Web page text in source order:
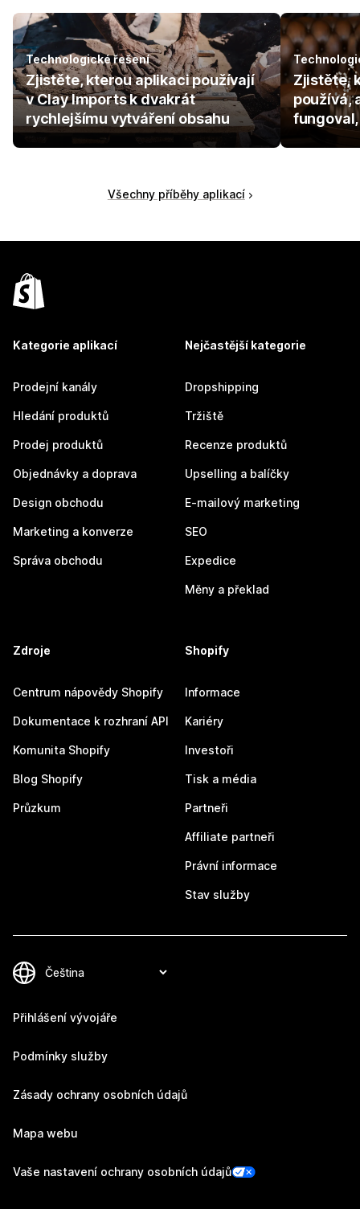
Technologické řešení
Zjistěte, kterou aplikaci používají
v Clay Imports k dvakrát
rychlejšímu vytváření obsahu
Zjistěte,
používá,
Všechny příběhy aplikací
Kategorie aplikací
Prodejní kanály
Hledání produktů
Prodej produktů
Objednávky a doprava
Design obchodu
Marketing a konverze
Správa obchodu
Nejčastější kategorie
Dropshipping
Tržiště
Recenze produktů
Upselling a balíčky
E-mailový marketing
SEO
Expedice
Měny a překlad
Zdroje
Centrum nápovědy Shopify
Dokumentace k rozhraní API
Komunita Shopify
Blog Shopify
Průzkum
Shopify
Informace
Kariéry
Investoři
Tisk a média
Partneři
Affiliate partneři
Právní informace
Stav služby
Přihlášení vývojáře
Podmínky služby
Zásady ochrany osobních údajů
Mapa webu
Vaše nastavení ochrany osobních údajů